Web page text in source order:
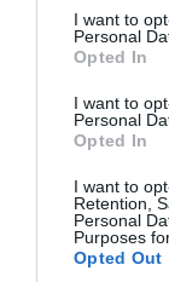
consent section.
I want to
Personal
Opted In
I want to
Personal
Opted In
I want to
Retention,
Personal
Purposes
Opted Out
06.08.2026 | 09:03
«Οι
τα ζώα που
Αττικής